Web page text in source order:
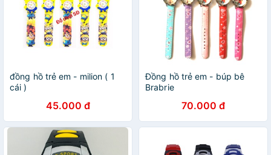
đồng hồ trẻ em - milion ( 1
cái )
45.000 đ
Đồng hồ trẻ em - búp bê
Brabrie
70.000 đ